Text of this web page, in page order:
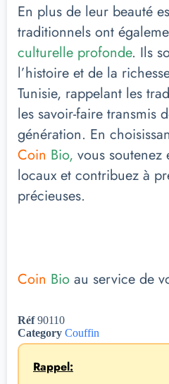
En plus de leur beauté
traditionnels ont
culturelle profonde. Ils
l’histoire et de la
Tunisie, rappelant les
les savoir-faire transmis
génération. En
Coin Bio, vous soutenez
locaux et contribuez à
précieuses.
Coin Bio au service de
Réf90110
Category Couffin
Rappel: